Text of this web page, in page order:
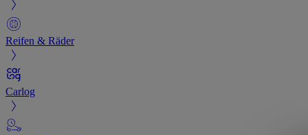
Reifen & Räder
Carlog